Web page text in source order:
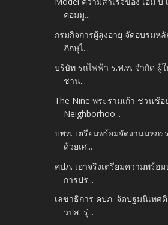
คอมมู...
กรมกิจการผู้สูงอายุ จัดอบรมห
ภิกษุไ...
บริษัท รถไฟฟ้า ร.ฟ.ท. จำกัด ผู้
ชาน...
The Nine พระรามเก้า ชวนช้อ
Neighborhoo...
บพท. เตรียมพร้อมจัดงานมหกร
ด้วยเศ...
คปภ. เอาจริงเตรียมความพร้อ
การปร...
เลขาธิการ คปภ. จัดปฐมนิเทศ
วปส. รุ่...